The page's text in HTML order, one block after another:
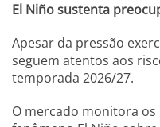
El Niño sustenta
Apesar da pressão
seguem atentos aos
temporada 2026/27.
O mercado monitora